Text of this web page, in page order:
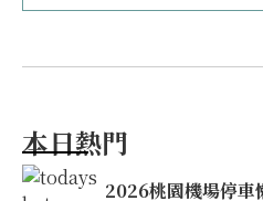
本日熱門
2026桃園機場停車